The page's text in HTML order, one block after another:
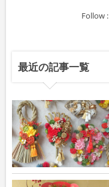
Follow :
最近の記事一覧